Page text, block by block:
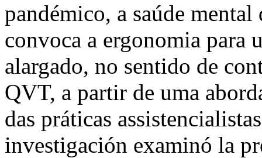
pandémico, a saúde
convoca a ergonomia para
alargado, no sentido de
QVT, a partir de uma
das práticas
investigación examinó la